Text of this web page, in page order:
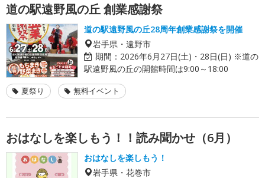
道の駅遠野風の丘 創業感謝祭
道の駅遠野風の丘28周年創業感謝祭を開催
岩手県・遠野市
期間： 2026年6月27日(土)・28日(日) ※道の
駅遠野風の丘の開館時間は9:00～18:00
夏祭り 無料イベント
おはなしを楽しもう！！読み聞かせ（6月）
おはなしを楽しもう！
岩手県・花巻市